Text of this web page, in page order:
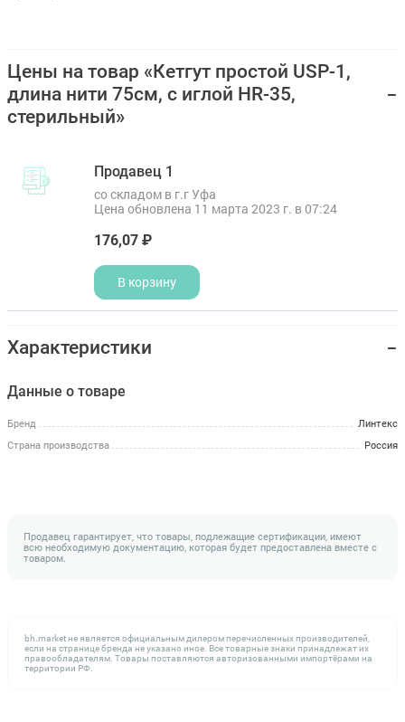
Цены на товар «Кетгут простой USP-1,
длина нити 75см, с иглой HR-35,
стерильный»
Продавец 1
со складом в г.г Уфа
Цена обновлена 11 марта 2023 г. в 07:24
176,07 ₽
В корзину
Характеристики
Данные о товаре
Бренд
Линтекс
Страна производства
Россия
Продавец гарантирует, что товары, подлежащие сертификации, имеют
всю необходимую документацию, которая будет предоставлена вместе с
товаром.
bh.market не является официальным дилером перечисленных производителей,
если на странице бренда не указано иное. Все товарные знаки принадлежат их
правообладателям. Товары поставляются авторизованными импортёрами на
территории РФ.